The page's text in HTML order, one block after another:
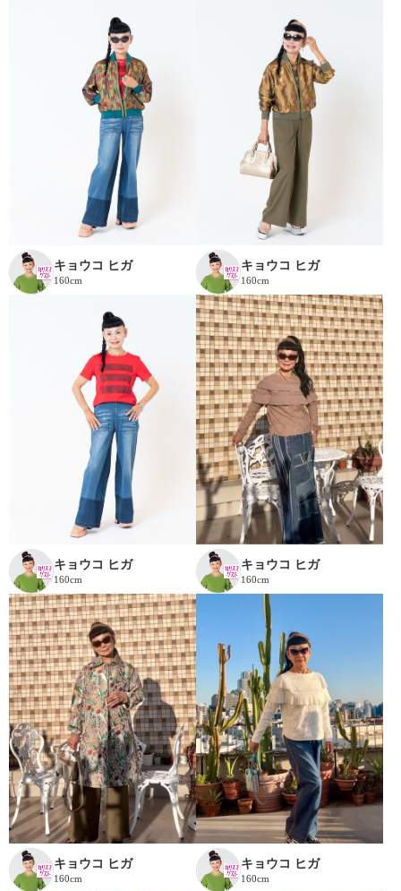
キョウコ ヒガ
160cm
キョウコ ヒガ
160cm
キョウコ ヒガ
160cm
キョウコ ヒガ
160cm
キョウコ ヒガ
160cm
キョウコ ヒガ
160cm